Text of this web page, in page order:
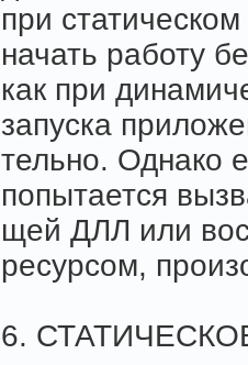
при
начать работу
как при
запуска
тельно. Однако
попытается
щей ДЛЛ или
ресурсом,
6.